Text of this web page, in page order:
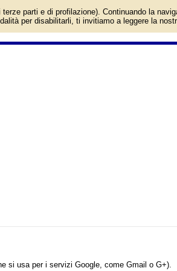
è richiesto un account facebook o google.
si usa per i servizi Google, come Gmail o G+).
parti e di profilazione). Continuando la
per disabilitarli, ti invitiamo a leggere la